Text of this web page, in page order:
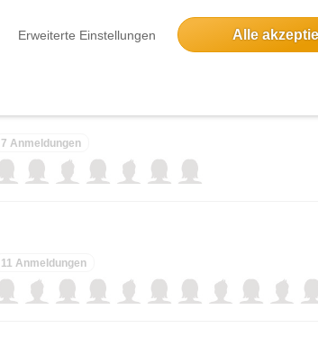
Erweiterte Einstellungen Alle
7 Anmeldungen
11 Anmeldungen